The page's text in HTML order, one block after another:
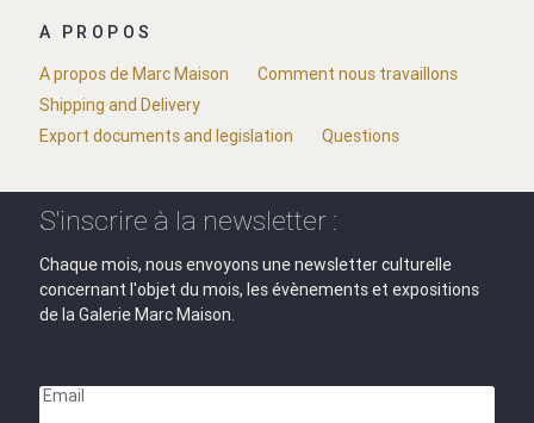
A PROPOS
A propos de Marc Maison
Comment nous travaillons
Shipping and Delivery
Export documents and legislation
Questions
S'inscrire à la newsletter :
Chaque mois, nous envoyons une newsletter culturelle
concernant l'objet du mois, les évènements et expositions
de la Galerie Marc Maison.
Email